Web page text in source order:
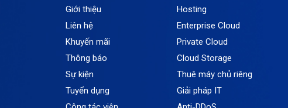
Giới thiệu
Liên hệ
Khuyến mãi
Thông báo
Sự kiện
Tuyển dụng
Hosting
Enterprise Cloud
Private Cloud
Cloud Storage
Thuê máy chủ riêng
Giải pháp IT